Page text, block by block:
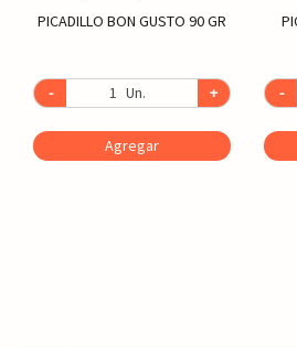
PICADILLO BON GUSTO 90 GR
- Un. +
Agregar
-